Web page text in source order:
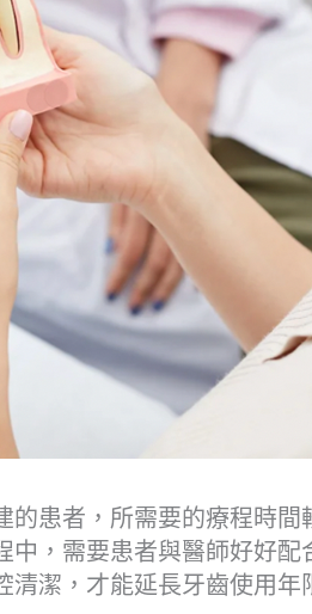
的患者，所需要的療程時
中，需要患者與醫師好好
潔，才能延長牙齒使用年